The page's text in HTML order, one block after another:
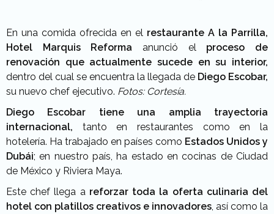
En una comida ofrecida en el restaurante A la Parrilla,
Hotel Marquis Reforma anunció el proceso de
renovación que actualmente sucede en su interior,
dentro del cual se encuentra la llegada de Diego Escobar,
su nuevo chef ejecutivo. Fotos: Cortesía.
Diego Escobar tiene una amplia trayectoria
internacional, tanto en restaurantes como en la
hotelería. Ha trabajado en países como Estados Unidos y
Dubái; en nuestro país, ha estado en cocinas de Ciudad
de México y Riviera Maya.
Este chef llega a reforzar toda la oferta culinaria del
hotel con platillos creativos e innovadores , así como la